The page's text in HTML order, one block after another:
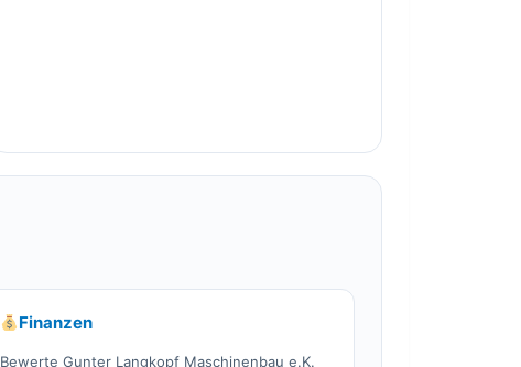
Finanzen
Bewerte Gunter Langkopf Maschinenbau e.K.